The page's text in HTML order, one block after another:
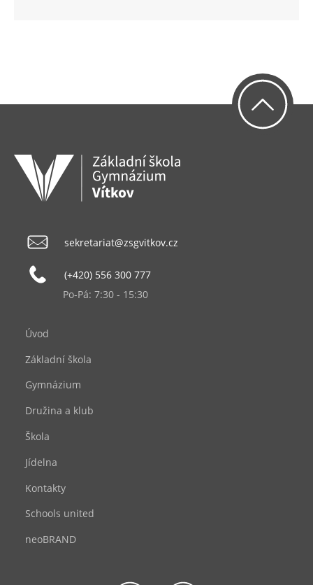
sekretariat@zsgvitkov.cz
(+420) 556 300 777
Po-Pá: 7:30 - 15:30
Úvod
Základní škola
Gymnázium
Družina a klub
Škola
Jídelna
Kontakty
Schools united
neoBRAND